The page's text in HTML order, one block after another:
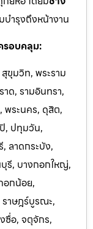
บำรุงถึงหน้างาน
รอบคลุม:
ขุมวิท, พระราม
ด, รามอินทรา,
พระนคร, ดุสิต,
, ปทุมวัน,
ลาดกระบัง,
รี, บางกอกใหญ่,
อกน้อย,
าษฎร์บูรณะ,
ซื่อ, จตุจักร,